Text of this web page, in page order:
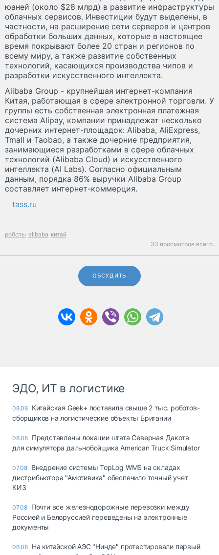
юаней (около $28 млрд) в развитие инфраструктуры
облачных сервисов. Инвестиции будут выделены, в
частности, на расширение сети серверов и центров
обработки больших данных, которые в настоящее
время покрывают более 20 стран и регионов по
всему миру, а также развитие собственных
технологий, касающихся производства чипов и
разработки искусственного интеллекта.
Alibaba Group - крупнейшая интернет-компания
Китая, работающая в сфере электронной торговли. У
группы есть собственная электронная платежная
система Alipay, компании принадлежат несколько
дочерних интернет-площадок: Alibaba, AliExpress,
Tmall и Taobao, а также дочерние предприятия,
занимающиеся разработками в сфере облачных
технологий (Alibaba Cloud) и искусственного
интеллекта (AI Labs). Согласно официальным
данным, порядка 86% выручки Alibaba Group
составляет интернет-коммерция.
tass.ru
роботы alibaba китай
33 просмотров всего.
ОБСУДИТЬ
ЭДО, ИТ в логистике
08.08 Китайская Geek+ поставила свыше 2 тыс. роботов-
сборщиков на логистические объекты Британии
08.08 Представлены локации штата Северная Дакота
для симулятора дальнобойщика American Truck Simulator
07.08 Внедрение системы TopLog WMS на складах
дистрибьютора "Амотивика" обеспечило точный учет
КИЗ
07.08 Почти все железнодорожные перевозки между
Россией и Белоруссией переведены на электронные
документы
06.08 На китайской АЭС "Нинде" протестировали первый